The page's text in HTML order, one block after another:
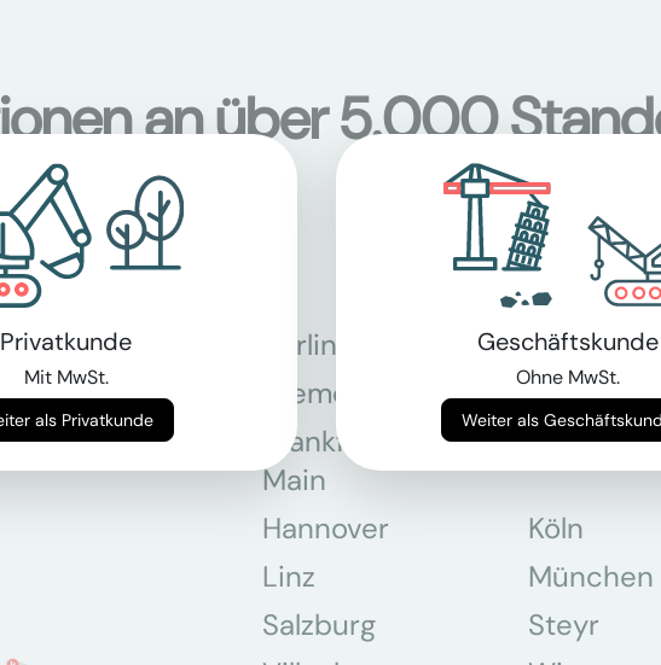
an über 5.000
Berlin Bonn
Bremen
Frankfurt am
Main
Graz
Hannover Köln
Linz
München
Salzburg
Steyr
Privatkunde
Mit MwSt.
Weiter als Privatkunde
Geschäftskunde
Ohne MwSt.
Weiter als